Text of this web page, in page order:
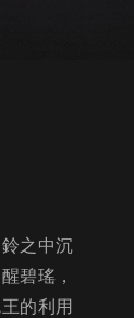
之中沉
碧瑤，
的利用